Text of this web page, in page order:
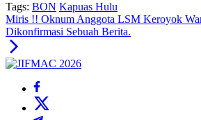
Tags: BON Kapuas Hulu
Miris !! Oknum Anggota LSM Keroyok
Dikonfirmasi Sebuah Berita.